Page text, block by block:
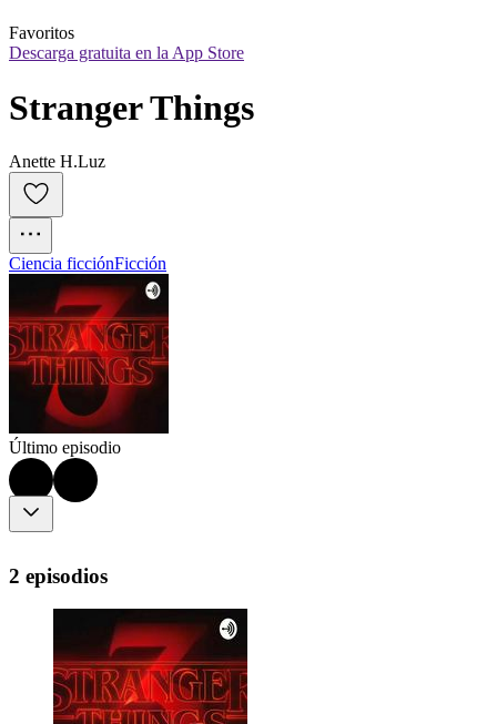
Favoritos
Descarga gratuita en la App Store
Stranger Things
Anette H.Luz
Ciencia ficciónFicción
Último episodio
2 episodios